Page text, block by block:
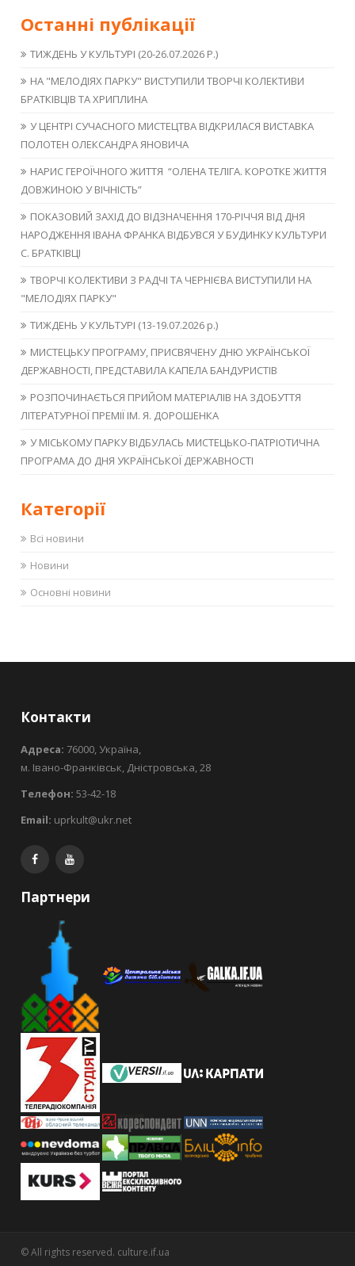
Останні публікації
ТИЖДЕНЬ У КУЛЬТУРІ (20-26.07.2026 Р.)
НА "МЕЛОДІЯХ ПАРКУ" ВИСТУПИЛИ ТВОРЧІ КОЛЕКТИВИ
БРАТКІВЦІВ ТА ХРИПЛИНА
У ЦЕНТРІ СУЧАСНОГО МИСТЕЦТВА ВІДКРИЛАСЯ ВИСТАВКА
ПОЛОТЕН ОЛЕКСАНДРА ЯНОВИЧА
НАРИС ГЕРОЇЧНОГО ЖИТТЯ “ОЛЕНА ТЕЛІГА. КОРОТКЕ ЖИТТЯ
ДОВЖИНОЮ У ВІЧНІСТЬ”
ПОКАЗОВИЙ ЗАХІД ДО ВІДЗНАЧЕННЯ 170-РІЧЧЯ ВІД ДНЯ
НАРОДЖЕННЯ ІВАНА ФРАНКА ВІДБУВСЯ У БУДИНКУ КУЛЬТУРИ
С. БРАТКІВЦІ
ТВОРЧІ КОЛЕКТИВИ З РАДЧІ ТА ЧЕРНІЄВА ВИСТУПИЛИ НА
"МЕЛОДІЯХ ПАРКУ"
ТИЖДЕНЬ У КУЛЬТУРІ (13-19.07.2026 р.)
МИСТЕЦЬКУ ПРОГРАМУ, ПРИСВЯЧЕНУ ДНЮ УКРАЇНСЬКОЇ
ДЕРЖАВНОСТІ, ПРЕДСТАВИЛА КАПЕЛА БАНДУРИСТІВ
РОЗПОЧИНАЄТЬСЯ ПРИЙОМ МАТЕРІАЛІВ НА ЗДОБУТТЯ
ЛІТЕРАТУРНОЇ ПРЕМІЇ ІМ. Я. ДОРОШЕНКА
У МІСЬКОМУ ПАРКУ ВІДБУЛАСЬ МИСТЕЦЬКО-ПАТРІОТИЧНА
ПРОГРАМА ДО ДНЯ УКРАЇНСЬКОЇ ДЕРЖАВНОСТІ
Категорії
Всі новини
Новини
Основні новини
Контакти
Адреса: 76000, Україна,
м. Івано-Франківськ, Дністровська, 28
Телефон: 53-42-18
Email: uprkult@ukr.net
Партнери
© All rights reserved. culture.if.ua